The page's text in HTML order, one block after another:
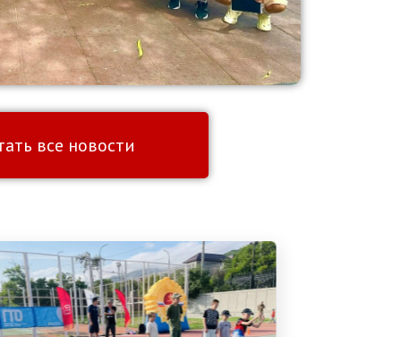
все новости